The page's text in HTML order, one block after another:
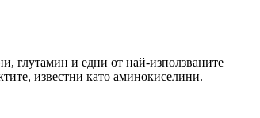
глутамин и едни от най-използваните
известни като аминокиселини.